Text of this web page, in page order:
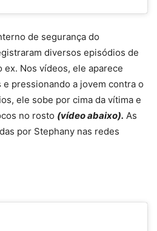
de segurança do
diversos episódios de
Nos vídeos, ele aparece
pressionando a jovem contra o
ele sobe por cima da vítima e
no rosto (vídeo abaixo). As
por Stephany nas redes